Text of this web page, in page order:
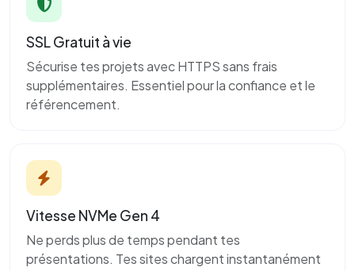
SSL Gratuit à vie
Sécurise tes projets avec HTTPS sans frais
supplémentaires. Essentiel pour la confiance et le
référencement.
Vitesse NVMe Gen 4
Ne perds plus de temps pendant tes
présentations. Tes sites chargent instantanément